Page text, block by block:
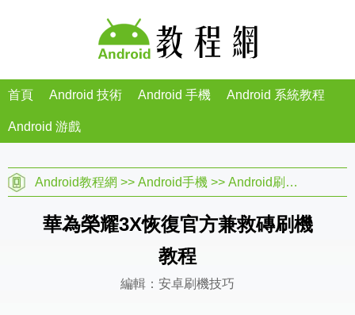
首頁 Android 技術 Android 手機 Android 系統教程
Android 游戲
Android教程網 >> Android手機 >> Android刷機教程
華為榮耀3X恢復官方兼救磚刷機
教程
編輯：安卓刷機技巧